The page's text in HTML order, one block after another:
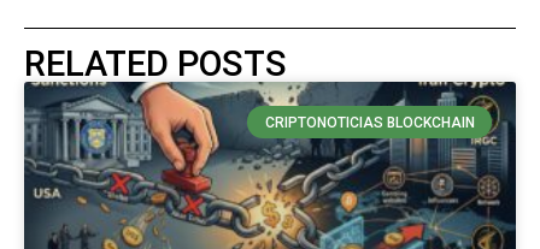
RELATED POSTS
CRIPTONOTICIAS BLOCKCHAIN